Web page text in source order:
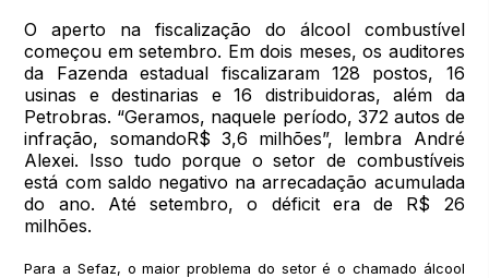
O aperto na fiscalização do álcool combustível
começou em setembro. Em dois meses, os auditores
da Fazenda estadual fiscalizaram 128 postos, 16
usinas e destinarias e 16 distribuidoras, além da
Petrobras. “Geramos, naquele período, 372 autos de
infração, somandoR$ 3,6 milhões”, lembra André
Alexei. Isso tudo porque o setor de combustíveis
está com saldo negativo na arrecadação acumulada
do ano. Até setembro, o déficit era de R$ 26
milhões.
Para a Sefaz, o maior problema do setor é o chamado álcool